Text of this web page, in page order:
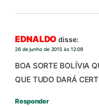
EDNALDO disse:
26 de junho de 2015 às 12:09
BOA SORTE BOLÍVIA
QUE TUDO DARÁ
Responder